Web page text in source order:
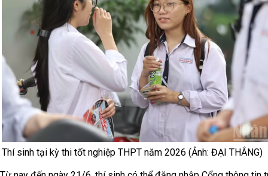
Thí sinh tại kỳ thi tốt nghiệp THPT năm 2026 (Ảnh: ĐẠI THẮNG)